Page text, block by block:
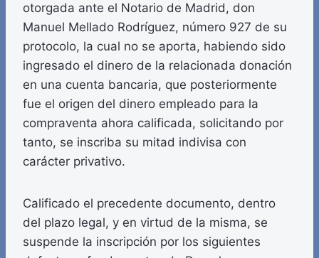
otorgada ante el Notario de Madrid, don
Manuel Mellado Rodríguez, número 927 de su
protocolo, la cual no se aporta, habiendo sido
ingresado el dinero de la relacionada donación
en una cuenta bancaria, que posteriormente
fue el origen del dinero empleado para la
compraventa ahora calificada, solicitando por
tanto, se inscriba su mitad indivisa con
carácter privativo.
Calificado el precedente documento, dentro
del plazo legal, y en virtud de la misma, se
suspende la inscripción por los siguientes